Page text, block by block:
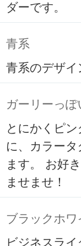
ダーです。
青系
青系のデザイ
ガーリーっぽ
とにかくピ
に、カラー
ます。 お好
ませませ！
ブラックホワ
ビジネスラ